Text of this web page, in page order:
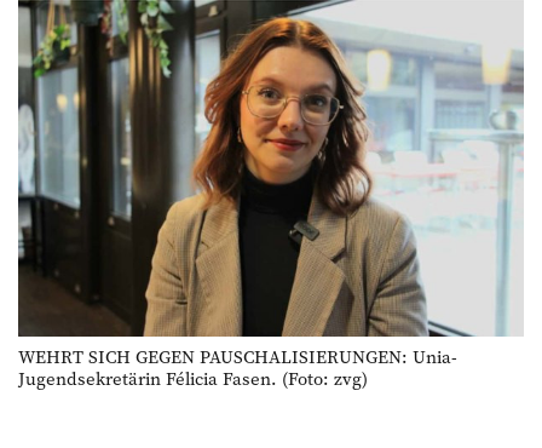
WEHRT SICH GEGEN PAUSCHALISIERUNGEN: Unia-
Jugendsekretärin Félicia Fasen. (Foto: zvg)